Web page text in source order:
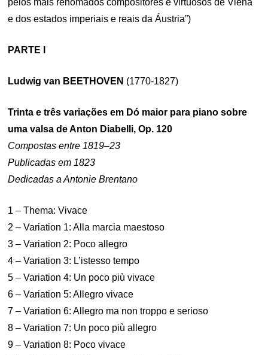
pelos mais renomados compositores e virtuosos de Viena
e dos estados imperiais e reais da Áustria”)
PARTE I
Ludwig van BEETHOVEN (1770-1827)
Trinta e três variações em Dó maior para piano sobre
uma valsa de Anton Diabelli, Op. 120
Compostas entre 1819–23
Publicadas em 1823
Dedicadas a Antonie Brentano
1 – Thema: Vivace
2 – Variation 1: Alla marcia maestoso
3 – Variation 2: Poco allegro
4 – Variation 3: L’istesso tempo
5 – Variation 4: Un poco più vivace
6 – Variation 5: Allegro vivace
7 – Variation 6: Allegro ma non troppo e serioso
8 – Variation 7: Un poco più allegro
9 – Variation 8: Poco vivace